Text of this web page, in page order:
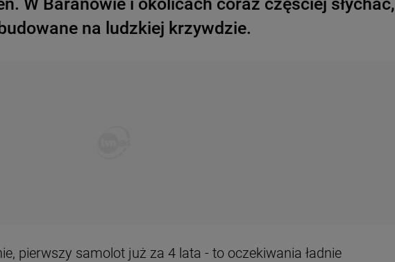
na ludzkiej krzywdzie.
pierwszy samolot już za 4 lata - to oczekiwania ładnie